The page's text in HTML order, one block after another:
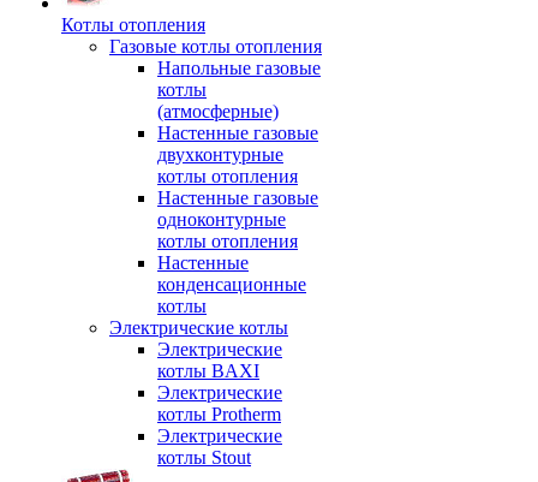
Котлы отопления
Газовые котлы отопления
Напольные газовые
котлы
(атмосферные)
Настенные газовые
двухконтурные
котлы отопления
Настенные газовые
одноконтурные
котлы отопления
Настенные
конденсационные
котлы
Электрические котлы
Электрические
котлы BAXI
Электрические
котлы Protherm
Электрические
котлы Stout